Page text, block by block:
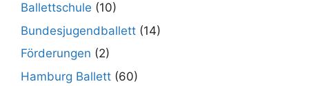
Ballettschule (10)
Bundesjugendballett (14)
Förderungen (2)
Hamburg Ballett (60)